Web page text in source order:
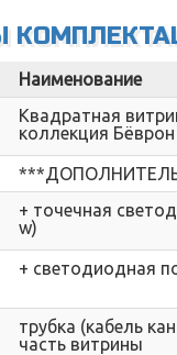
Наименование
Квадратная
коллекция
+ точечная
w)
+ светодиодная
трубка (кабель
часть витрины